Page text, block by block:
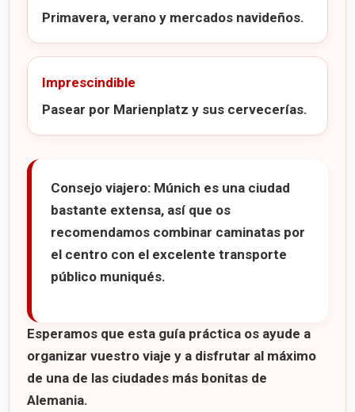
Primavera, verano y mercados navideños.
Imprescindible
Pasear por Marienplatz y sus cervecerías.
Consejo viajero: Múnich es una ciudad
bastante extensa, así que os
recomendamos combinar caminatas por
el centro con el excelente transporte
público muniqués.
Esperamos que esta guía práctica os ayude a
organizar vuestro viaje y a disfrutar al máximo
de una de las ciudades más bonitas de
Alemania.